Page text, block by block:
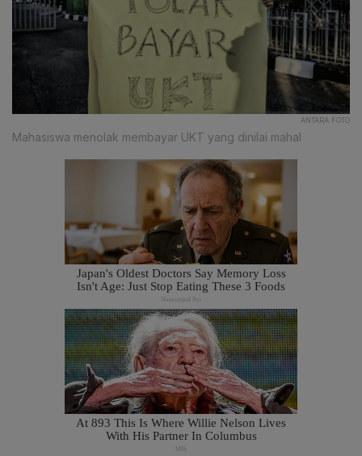
ANTARA FOTO
Mahasiswa menolak membayar UKT yang dinilai mahal